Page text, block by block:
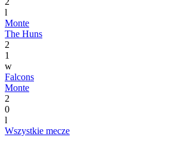
l
Monte
The Huns
2
1
w
Falcons
Monte
2
0
l
Wszystkie mecze